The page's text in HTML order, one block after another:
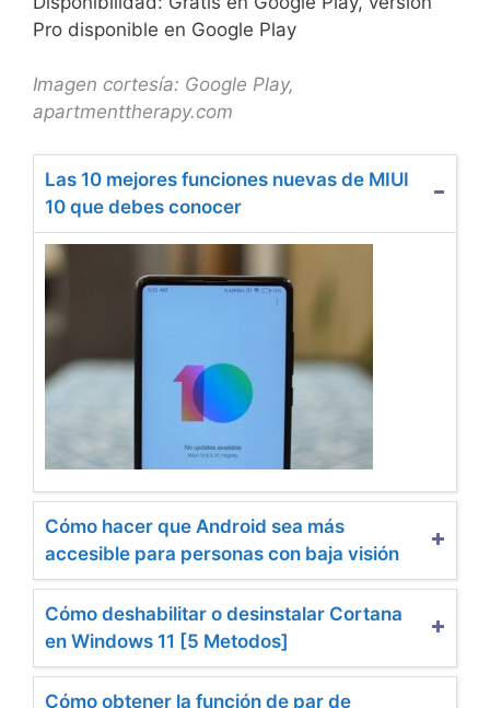
Pro disponible en Google Play
Imagen cortesía: Google Play,
apartmenttherapy.com
Las 10 mejores funciones nuevas de MIUI
10 que debes conocer
Cómo hacer que Android sea más
accesible para personas con baja visión
Cómo deshabilitar o desinstalar Cortana
en Windows 11 [5 Metodos]
Cómo obtener la función de par de